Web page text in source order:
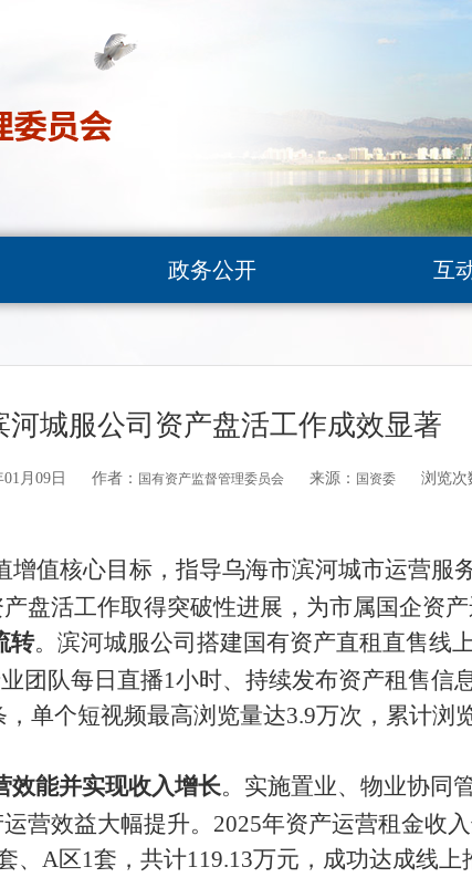
政务公开 互
河城服公司资产盘活工作成效显著
月09日 作者： 国有资产监督管理委员会 来源： 国资委 浏览次
增值核心目标，指导乌海市滨河城市运营服
盘活工作取得突破性进展，为市属国企资产
转。滨河城服公司搭建国有资产直租直售线
团队每日直播1小时、持续发布资产租售信
单个短视频最高浏览量达3.9万次，累计浏
效能并实现收入增长。实施置业、物业协同
营效益大幅提升。2025年资产运营租金收
、A区1套，共计119.13万元，成功达成线上